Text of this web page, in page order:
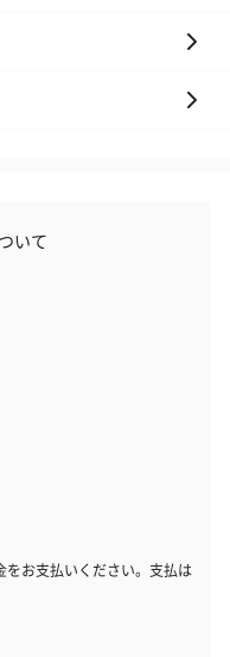
す。
けいたします。ギフトへ
いて
をお支払いください。支払は